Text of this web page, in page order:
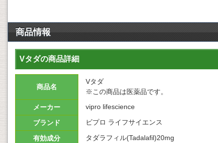
商品情報
Vタダの商品詳細
商品名
Vタダ
※この商品は医薬品です。
メーカー
vipro lifescience
ブランド ビプロ ライフサイエンス
有効成分 タダラフィル(Tadalafil)20mg